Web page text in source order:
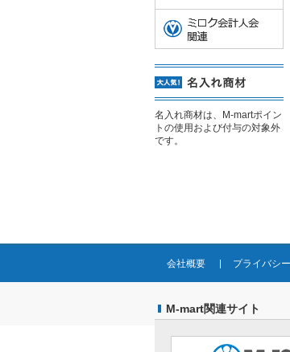
名入れ商材は、M-martポイン
トの使用および付与の対象外
です。
会社概要 プライバシ
M-mart関連サイト